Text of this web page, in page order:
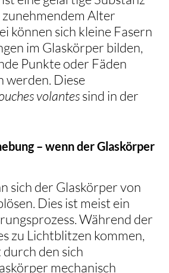
zunehmendem Alter
können sich kleine Fasern
im Glaskörper bilden,
Punkte oder Fäden
werden. Diese
volantes sind in der
– wenn der Glaskörper
sich der Glaskörper von
Dies ist meist ein
Während der
zu Lichtblitzen kommen,
den sich
mechanisch